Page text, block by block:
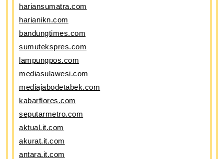
hariansumatra.com
harianikn.com
bandungtimes.com
sumutekspres.com
lampungpos.com
mediasulawesi.com
mediajabodetabek.com
kabarflores.com
seputarmetro.com
aktual.it.com
akurat.it.com
antara.it.com